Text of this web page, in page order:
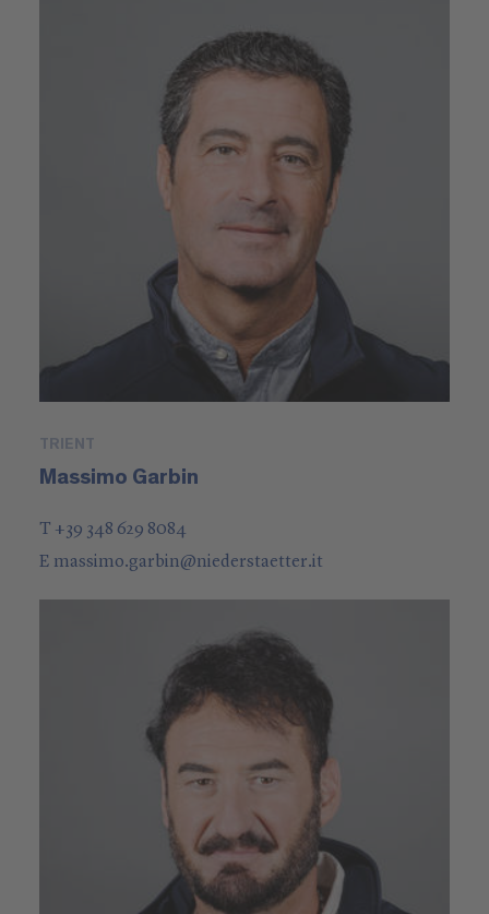
TRIENT
Massimo Garbin
T +39 348 629 8084
E massimo.garbin@niederstaetter.it